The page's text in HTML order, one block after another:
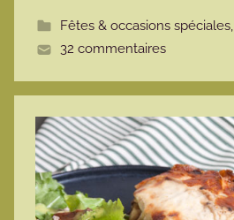
e
Fêtes & occasions spéciales,
32 commentaires